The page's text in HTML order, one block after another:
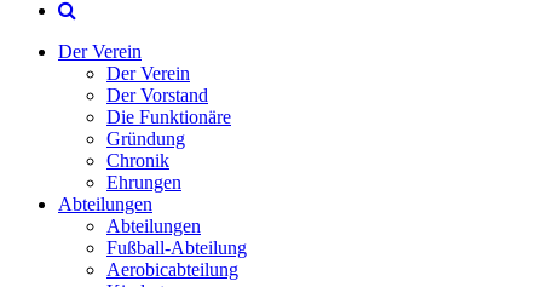
Der Verein
Der Verein
Der Vorstand
Die Funktionäre
Gründung
Chronik
Ehrungen
Abteilungen
Abteilungen
Fußball-Abteilung
Aerobicabteilung